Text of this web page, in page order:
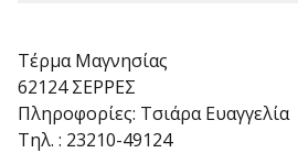
Τέρμα Μαγνησίας
62124 ΣΕΡΡΕΣ
Πληροφορίες: Τσιάρα Ευαγγελία
Τηλ. : 23210-49124